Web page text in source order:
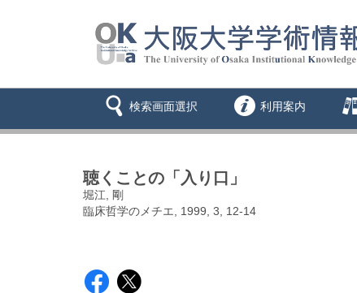
検索画面選択 利用案内
聴くことの「入り口」
堀江, 剛
臨床哲学のメチエ, 1999, 3, 12-14